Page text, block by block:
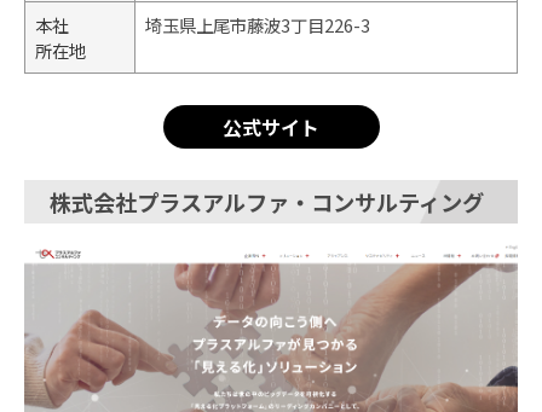
本社
所在地
埼玉県上尾市藤波3丁目226-3
公式サイト
株式会社プラスアルファ・コンサルティング